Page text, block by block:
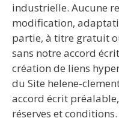
industrielle. Aucune
modification,
partie, à titre gratuit
sans notre accord
création de liens
du Site helene-
accord écrit
réserves et conditions.